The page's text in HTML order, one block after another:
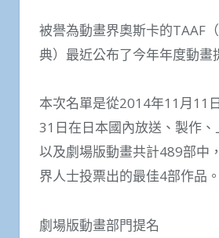
被譽為動畫界奧斯卡的TAAF
典）最近公布了今年年度動畫
本次名單是從2014年11月11
31日在日本國內放送、製作
以及劇場版動畫共計489部中
界人士投票出的最佳4部作品。
劇場版動畫部門提名